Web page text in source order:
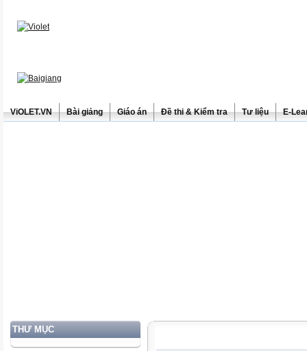
ViOLET.VN Bài giảng Giáo án Đề thi & Kiểm tra Tư liệu E-
THƯ MỤC